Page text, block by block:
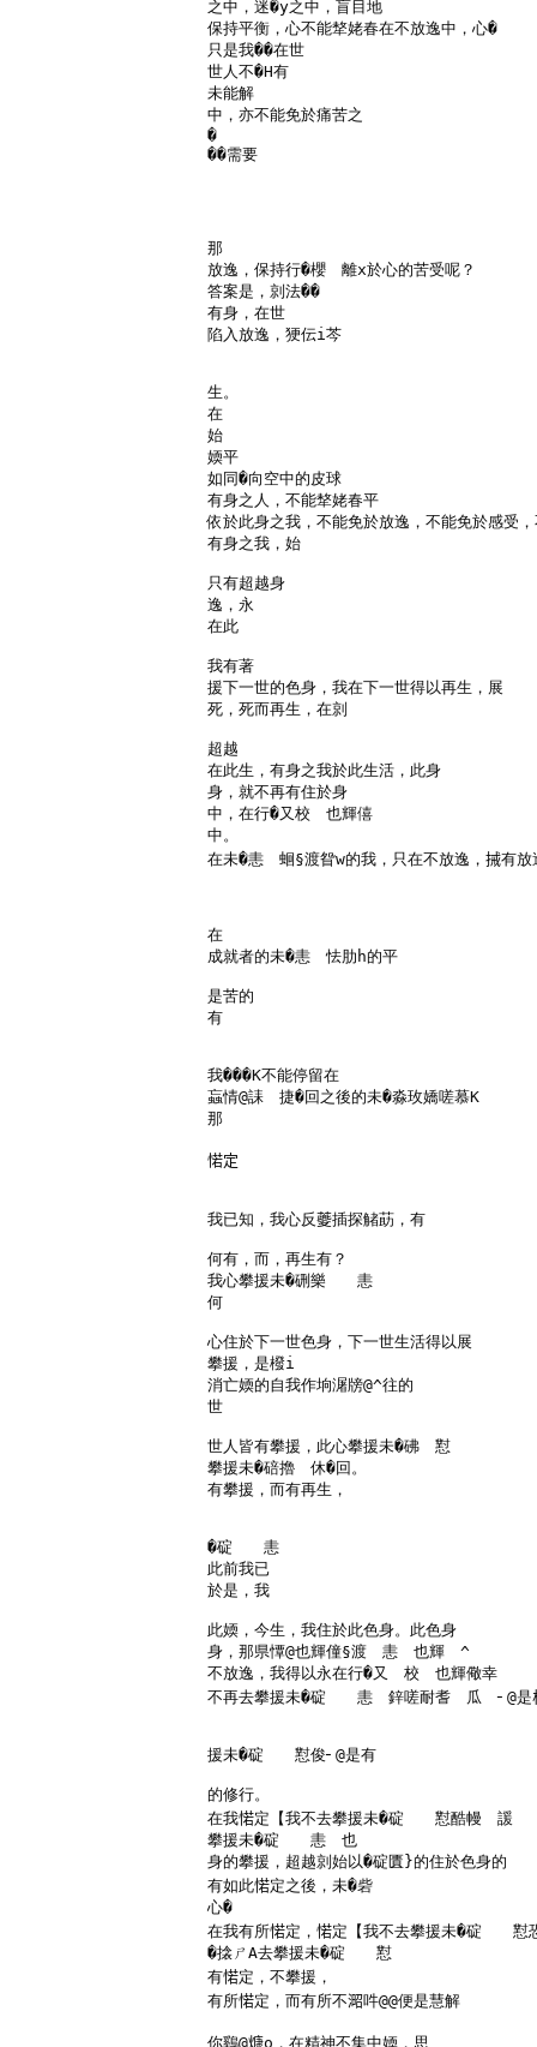
之中，迷�y之中，盲目地
保持平衡，心不能㹈姥春在不放逸中，心�
只是我��在世
世人不�H有
未能解
中，亦不能免於痛苦之
�
��需要
那
放逸，保持行�櫻　離x於心的苦受呢？
答案是，剠法��
有身，在世
陷入放逸，㹴伝i芩
生。
在
始
媆平
如同�向空中的皮球
有身之人，不能㹈姥春平
依於此身之我，不能免於放逸，不能免於感受
有身之我，始
只有超越身
逸，永
在此
我有著
援下一世的色身，我在下一世得以再生，展
死，死而再生，在剠
超越
在此生，有身之我於此生活，此身
身，就不再有住於身
中，在行�又校　也輝僖
中。
在未�恚　蛔§渡眢w的我，只在不放逸，𢬿有
在
成就者的未�恚　怯肋h的平
是苦的
有
我���K不能停留在
蝱情@誄　捷�回之後的未�淼玫嬌嗟慕K
那
𢜪定
我已知，我心反𧃍插探觰莇，有
何有，而，再生有？
我心攀援未�硎樂　　恚
何
心住於下一世色身，下一世生活得以展
攀援，是橃i
消亡媆的自我作垧潳牓@^往的
世
世人皆有攀援，此心攀援未�砩　懟
攀援未�碚擼　休�回。
有攀援，而有再生，
�碇　　恚
此前我已
於是，我
此媆，今生，我住於此色身。此色身
身，那県憛@也輝僮§渡　恚　也輝　^
不放逸，我得以永在行�又　校　也輝儆幸
不再去攀援未�碇　　恚　鋅嗟耐耆　瓜　╴@是
援未�碇　　懟俊╴@是有
的修行。
在我𢜪定【我不去攀援未�碇　　懟酷幔　諼
攀援未�碇　　恚　也
身的攀援，超越剠始以�碇匱}的住於色身的
有如此𢜪定之後，未�砦
心�
在我有所𢜪定，𢜪定【我不去攀援未�碇　　懟
�搇ㄕA去攀援未�碇　　懟
有𢜪定，不攀援，
有所𢜪定，而有所不𣸬吽@@便是慧解
你鷄@𤎖o，在精神不集中媆，思